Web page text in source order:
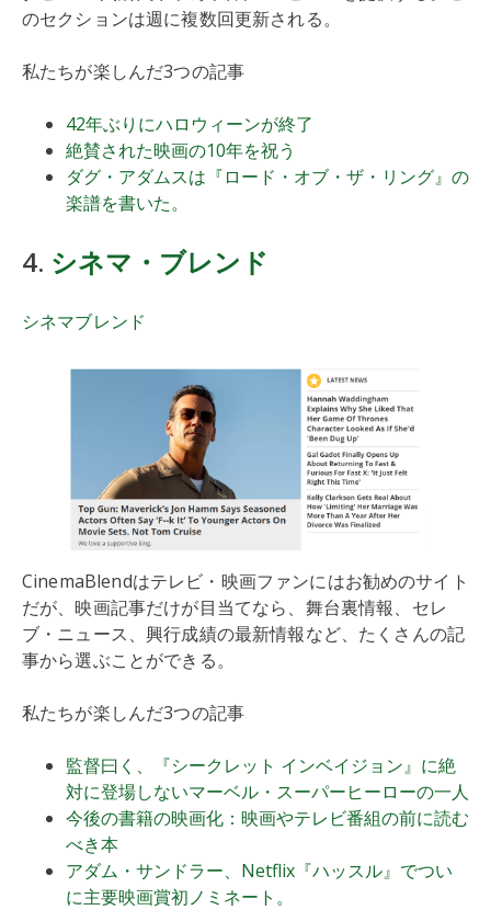
のセクションは週に複数回更新される。
私たちが楽しんだ3つの記事
42年ぶりにハロウィーンが終了
絶賛された映画の10年を祝う
ダグ・アダムスは『ロード・オブ・ザ・リング』の
楽譜を書いた。
4. シネマ・ブレンド
シネマブレンド
CinemaBlendはテレビ・映画ファンにはお勧めのサイト
だが、映画記事だけが目当てなら、舞台裏情報、セレ
ブ・ニュース、興行成績の最新情報など、たくさんの記
事から選ぶことができる。
私たちが楽しんだ3つの記事
監督曰く、『シークレット インベイジョン』に絶
対に登場しないマーベル・スーパーヒーローの一人
今後の書籍の映画化：映画やテレビ番組の前に読む
べき本
アダム・サンドラー、Netflix『ハッスル』でつい
に主要映画賞初ノミネート。